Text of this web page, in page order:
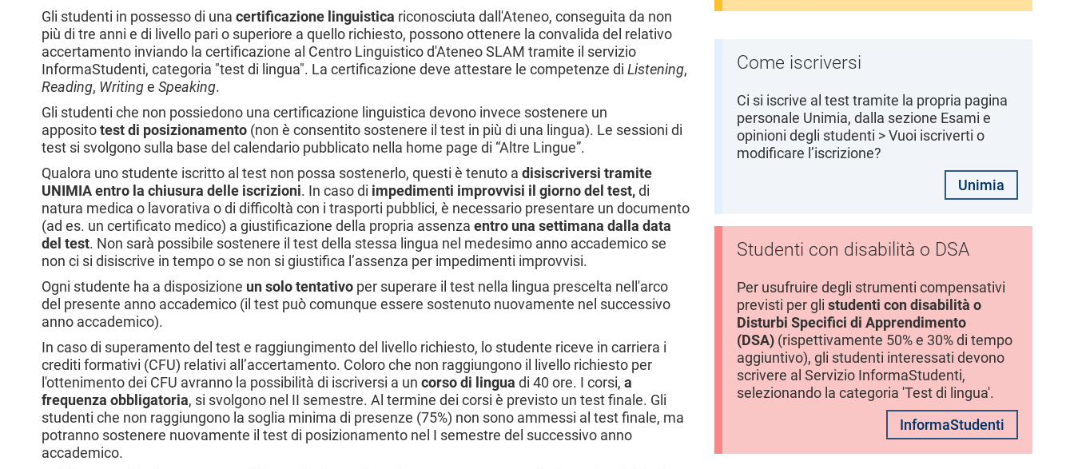
Gli studenti in possesso di una certificazione linguistica riconosciuta dall'Ateneo, conseguita da non
più di tre anni e di livello pari o superiore a quello richiesto, possono ottenere la convalida del relativo
accertamento inviando la certificazione al Centro Linguistico d'Ateneo SLAM tramite il servizio
InformaStudenti, categoria "test di lingua". La certificazione deve attestare le competenze di Listening,
Reading, Writinge Speaking.
Gli studenti che non possiedono una certificazione linguistica devono invece sostenere un
appositotest di posizionamento (non è consentito sostenere il test in più di una lingua). Le sessioni di
test si svolgono sulla base del calendario pubblicato nella home page di “Altre Lingue”.
Qualora uno studente iscritto al test non possa sostenerlo, questi è tenuto a disiscriversi tramite
UNIMIA entro la chiusura delle iscrizioni. In caso di impedimenti improvvisi il giorno del test,di
natura medica o lavorativa o di difficoltà con i trasporti pubblici, è necessario presentare un documento
(ad es. un certificato medico) a giustificazione della propria assenza entro una settimana dalla data
del test. Non sarà possibile sostenere il test della stessa lingua nel medesimo anno accademico se
non ci si disiscrive in tempo o se non si giustifica l’assenza per impedimenti improvvisi.
Ogni studente ha a disposizione un solo tentativo per superare il test nella lingua prescelta nell'arco
del presente anno accademico (il test può comunque essere sostenuto nuovamente nel successivo
anno accademico).
In caso di superamento del test e raggiungimento del livello richiesto, lo studente riceve in carriera i
crediti formativi (CFU) relativi all’accertamento. Coloro che non raggiungono il livello richiesto per
l'ottenimento dei CFU avranno la possibilità di iscriversi a un corso di lingua di 40 ore. I corsi, a
frequenza obbligatoria, si svolgono nel II semestre. Al termine dei corsi è previsto un test finale. Gli
studenti che non raggiungono la soglia minima di presenze (75%) non sono ammessi al test finale, ma
potranno sostenere nuovamente il test di posizionamento nel I semestre del successivo anno
accademico.
Come iscriversi
Ci si iscrive al test tramite la propria pagina
personale Unimia, dalla sezione Esami e
opinioni degli studenti > Vuoi iscriverti o
modificare l’iscrizione?
Unimia
Studenti con disabilità o DSA
Per usufruire degli strumenti compensativi
previsti per gli studenti con disabilità o
Disturbi Specifici di Apprendimento
(DSA) (rispettivamente 50% e 30% di tempo
aggiuntivo), gli studenti interessati devono
scrivere al Servizio InformaStudenti,
selezionando la categoria 'Test di lingua'.
InformaStudenti